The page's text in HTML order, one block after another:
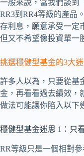
一般來說，當我們談到
RR3到RR4等級的產品
存利息，願意承受一定
但又不希望像投資單一
挑選穩健型基金的3大
許多人以為，只要從基
金，再看看過去績效，
做法可能讓你陷入以下
穩健型基金迷思 1：只
RR等級只是一個相對